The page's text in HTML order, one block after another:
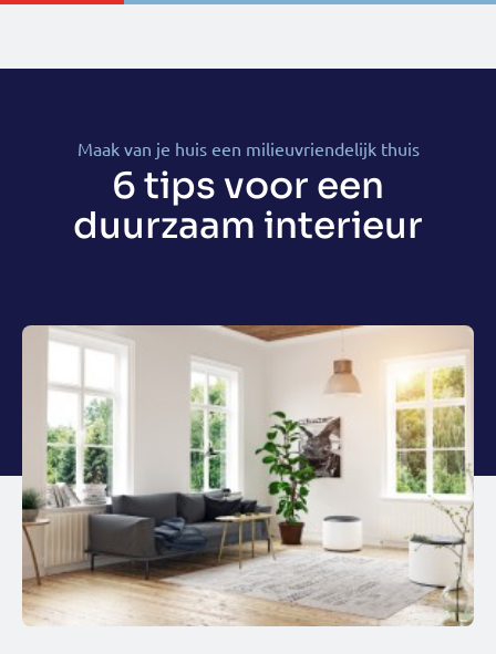
Maak van je huis een milieuvriendelijk thuis
6 tips voor een
duurzaam interieur